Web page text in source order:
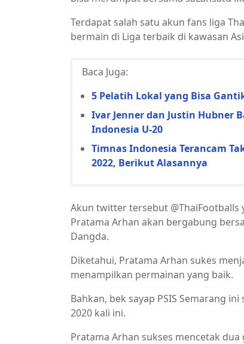
Terdapat salah satu akun fans liga
bermain di Liga terbaik di kawasan
Baca Juga:
5 Pelatih Lokal yang Bisa
Ivar Jenner dan Justin Hubner
Indonesia U-20
Timnas Indonesia Terancam
2022, Berikut Alasannya
Akun twitter tersebut
Pratama Arhan akan bergabung
Dangda.
Diketahui, Pratama Arhan sukes
menampilkan permainan yang baik.
Bahkan, bek sayap PSIS Semarang
2020 kali ini.
Pratama Arhan sukses mencetak dua